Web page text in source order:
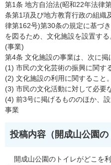
第1条 地方自治法(昭和22年法律
条第1項及び地方教育行政の組織
律第162号)第30条の規定に基づ
を図るため、文化施設を設置する
(事業)
第4条 文化施設の事業は、次に掲
(1) 市民の文化芸術の振興に関す
(2) 文化施設の利用に関すること。
(3) 市民の文化活動に対して必要
(4) 前3号に掲げるもののほか、
事業
投稿内容（開成山公園の
開成山公園のトイレがどこを